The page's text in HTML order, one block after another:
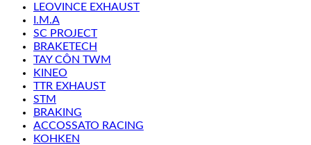
LEOVINCE EXHAUST
I.M.A
SC PROJECT
BRAKETECH
TAY CÔN TWM
KINEO
TTR EXHAUST
STM
BRAKING
ACCOSSATO RACING
KOHKEN